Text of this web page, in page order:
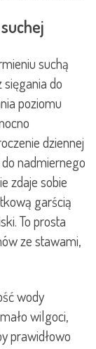
suchą
sięgania do
poziomu
dziennej
nadmiernego
zdaje sobie
garścią
To prosta
ze stawami,
wody
wilgoci,
prawidłowo